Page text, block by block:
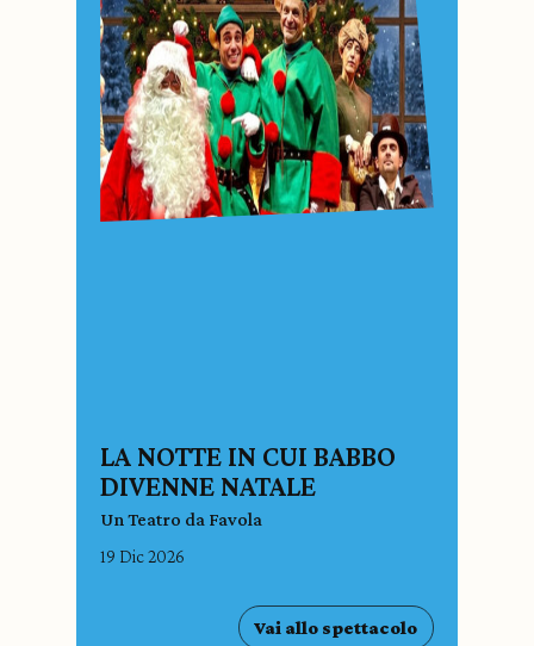
LA NOTTE IN CUI BABBO
DIVENNE NATALE
Un Teatro da Favola
19 Dic 2026
Vai allo spettacolo